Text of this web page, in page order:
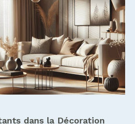
dans la Décoration